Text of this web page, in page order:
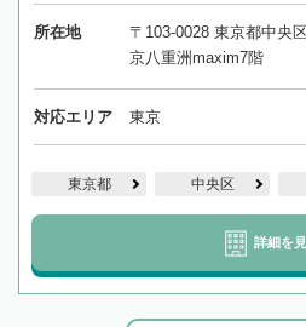
所在地
〒103-0028 東京都中央
京八重洲maxim7階
対応エリア 東京
東京都 中央区
詳細を